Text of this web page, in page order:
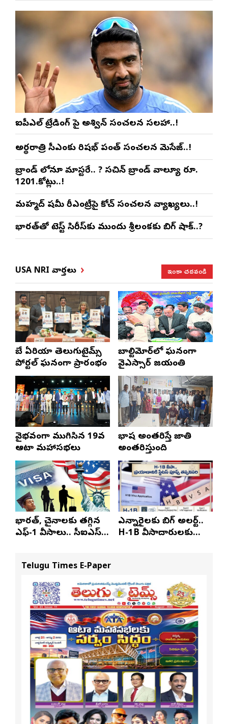
ఐపీఎల్ ట్రేడింగ్ పై అశ్విన్ సంచలన సలహా..!
అర్థరాత్రి సీఎంకు రిషభ్ పంత్ సంచలన మెసేజ్..!
బ్రాండ్ లోనూ మాస్టరే.. ? సచిన్ బ్రాండ్ వాల్యూ రూ.
1201.కోట్లు..!
మహ్మద్ షమీ రీఎంట్రీపై కోచ్ సంచలన వ్యాఖ్యలు..!
భారత్‌తో టెస్ట్ సిరీస్‌కు ముందు శ్రీలంకకు బిగ్ షాక్..?
USA NRI వార్తలు ఇంకా చదవండి
బే ఏరియా తెలుగుటైమ్స్
పోర్టల్ ఘనంగా ప్రారంభం
బాల్టిమోర్‌లో ఘనంగా
వైఎస్సార్‌ జయంతి
వైభవంగా ముగిసిన 19వ
ఆటా మహాసభలు
భాష అంతరిస్తే జాతి
అంతరిస్తుంది
భారత్, చైనాలకు తగ్గిన
ఎఫ్-1 వీసాలు.. సీఐఎస్
ఎన్నారైలకు బిగ్ అలర్ట్..
H-1B వీసాదారులకు
Telugu Times E-Paper